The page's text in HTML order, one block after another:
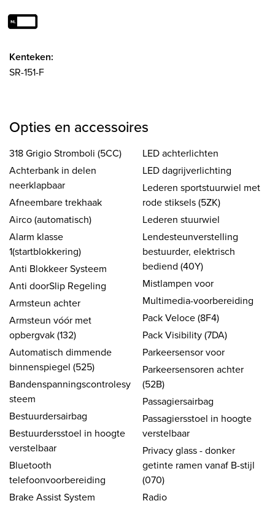
Kenteken:
SR-151-F
Opties en accessoires
318 Grigio Stromboli (5CC)
Achterbank in delen
neerklapbaar
Afneembare trekhaak
Airco (automatisch)
Alarm klasse
1(startblokkering)
Anti Blokkeer Systeem
Anti doorSlip Regeling
Armsteun achter
Armsteun vóór met
opbergvak (132)
Automatisch dimmende
binnenspiegel (525)
Bandenspanningscontrolesy
steem
Bestuurdersairbag
Bestuurdersstoel in hoogte
verstelbaar
Bluetooth
telefoonvoorbereiding
Brake Assist System
LED achterlichten
LED dagrijverlichting
Lederen sportstuurwiel met
rode stiksels (5ZK)
Lederen stuurwiel
Lendesteunverstelling
bestuurder, elektrisch
bediend (40Y)
Mistlampen voor
Multimedia-voorbereiding
Pack Veloce (8F4)
Pack Visibility (7DA)
Parkeersensor voor
Parkeersensoren achter
(52B)
Passagiersairbag
Passagiersstoel in hoogte
verstelbaar
Privacy glass - donker
getinte ramen vanaf B-stijl
(070)
Radio